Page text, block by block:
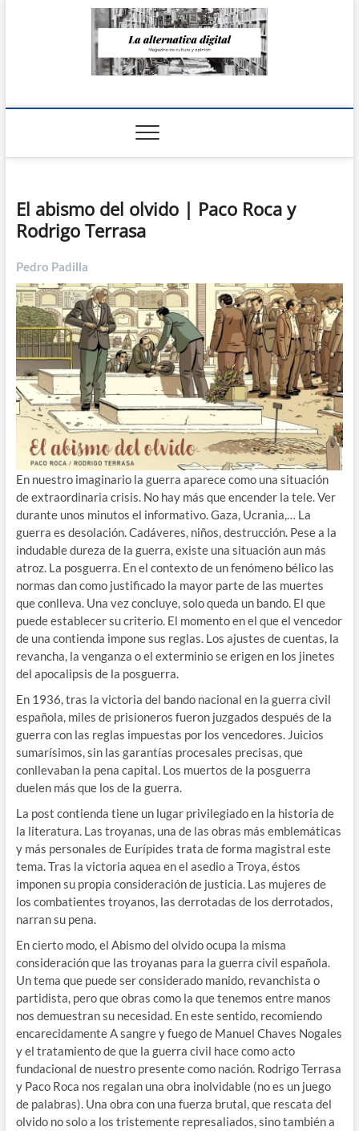
La Alternativa
El abismo del olvido | Paco Roca y
Rodrigo Terrasa
Pedro Padilla
En nuestro imaginario la guerra aparece como una situación
de extraordinaria crisis. No hay más que encender la tele. Ver
durante unos minutos el informativo. Gaza, Ucrania,… La
guerra es desolación. Cadáveres, niños, destrucción. Pese a la
indudable dureza de la guerra, existe una situación aun más
atroz. La posguerra. En el contexto de un fenómeno bélico las
normas dan como justificado la mayor parte de las muertes
que conlleva. Una vez concluye, solo queda un bando. El que
puede establecer su criterio. El momento en el que el vencedor
de una contienda impone sus reglas. Los ajustes de cuentas, la
revancha, la venganza o el exterminio se erigen en los jinetes
del apocalipsis de la posguerra.
En 1936, tras la victoria del bando nacional en la guerra civil
española, miles de prisioneros fueron juzgados después de la
guerra con las reglas impuestas por los vencedores. Juicios
sumarísimos, sin las garantías procesales precisas, que
conllevaban la pena capital. Los muertos de la posguerra
duelen más que los de la guerra.
La post contienda tiene un lugar privilegiado en la historia de
la literatura. Las troyanas, una de las obras más emblemáticas
y más personales de Eurípides trata de forma magistral este
tema. Tras la victoria aquea en el asedio a Troya, éstos
imponen su propia consideración de justicia. Las mujeres de
los combatientes troyanos, las derrotadas de los derrotados,
narran su pena.
En cierto modo, el Abismo del olvido ocupa la misma
consideración que las troyanas para la guerra civil española.
Un tema que puede ser considerado manido, revanchista o
partidista, pero que obras como la que tenemos entre manos
nos demuestran su necesidad. En este sentido, recomiendo
encarecidamente A sangre y fuego de Manuel Chaves Nogales
y el tratamiento de que la guerra civil hace como acto
fundacional de nuestro presente como nación. Rodrigo Terrasa
y Paco Roca nos regalan una obra inolvidable (no es un juego
de palabras). Una obra con una fuerza brutal, que rescata del
olvido no solo a los tristemente represaliados, sino también a